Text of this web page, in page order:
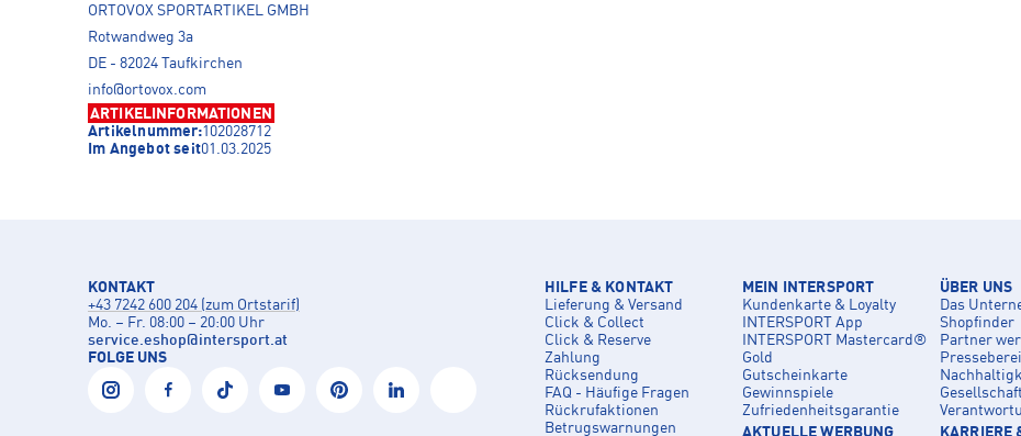
ORTOVOX SPORTARTIKEL GMBH
Rotwandweg 3a
DE - 82024 Taufkirchen
info@ortovox.com
ARTIKELINFORMATIONEN
Artikelnummer:102028712
Im Angebot seit01.03.2025
KONTAKT
+43 7242 600 204 (zum Ortstarif)
Mo. – Fr. 08:00 – 20:00 Uhr
service.eshop@intersport.at
FOLGE UNS
HILFE & KONTAKT
Lieferung & Versand
Click & Collect
Click & Reserve
Zahlung
Rücksendung
FAQ - Häufige Fragen
Rückrufaktionen
Betrugswarnungen
MEIN INTERSPORT
Kundenkarte & Loyalty
INTERSPORT App
INTERSPORT Mastercard®
Gold
Gutscheinkarte
Gewinnspiele
Zufriedenheitsgarantie
ÜBER UNS
Das
Shopfinder
Partner